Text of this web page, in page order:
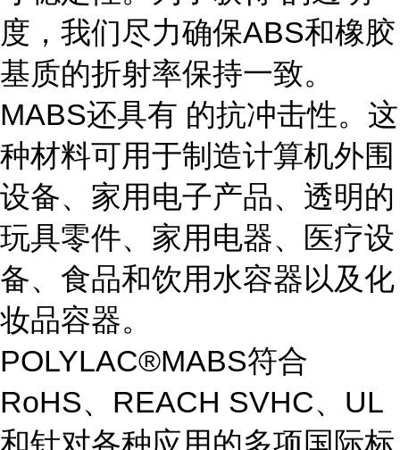
度，我们尽力确保ABS和橡胶
基质的折射率保持一致。
MABS还具有 的抗冲击性。这
种材料可用于制造计算机外围
设备、家用电子产品、透明的
玩具零件、家用电器、医疗设
备、食品和饮用水容器以及化
妆品容器。
POLYLAC®MABS符合
RoHS、REACH SVHC、UL
和针对各种应用的多项国际标